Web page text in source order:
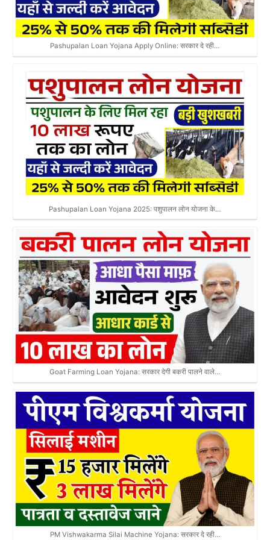
Pashupalan Loan Yojana Apply Online: सरकार दे रही…
Pashupalan Loan Yojana 2025: पशुपालन लोन योजना के…
Goat Farming Loan Yojana: सरकार देगी बकरी पालने वाले…
PM Vishwakarma Silai Machine Yojana: सरकार दे रही…